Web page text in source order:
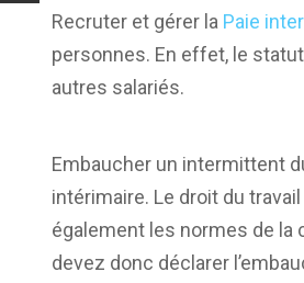
Recruter et gérer la Paie
personnes. En effet, le
autres salariés.
Embaucher un intermittent
intérimaire. Le droit du
également les normes de la
devez donc déclarer